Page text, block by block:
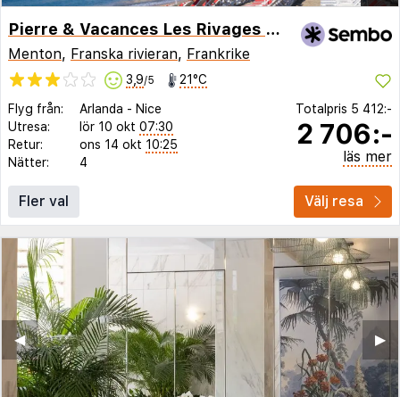
Pierre & Vacances Les Rivages du Parc Menton
Menton, Franska rivieran, Frankrike
3,9/5 21°C
Flyg från: Arlanda - Nice
Utresa:
lör 10 okt 07:30
Retur:
ons 14 okt 10:25
Nätter:
4
Totalpris 5 412:-
2 706:-
läs mer
Fler val Välj resa
▶︎
◀︎